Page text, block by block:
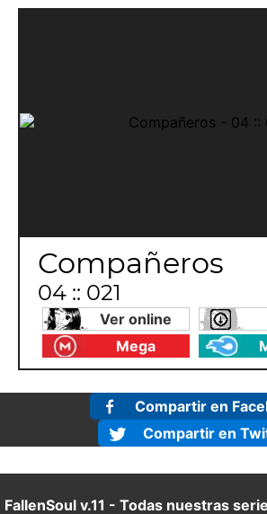
Compañeros
04 :: 021
Ver online
Mega
Compartir en
Compartir en
FallenSoul v.11 - Todas nuestras